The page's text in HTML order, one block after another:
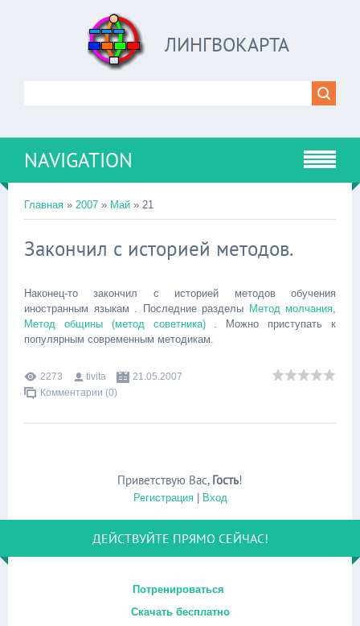
ЛИНГВОКАРТА
NAVIGATION
Главная » 2007 » Май » 21
Закончил с историей методов.
Наконец-то закончил с историей методов обучения
иностранным языкам . Последние разделы Метод молчания,
Метод общины (метод советника). Можно приступать к
популярным современным методикам.
2273 tivita
21.05.2007
Комментарии (0)
Приветствую Вас, Гость!
Регистрация| Вход
ДЕЙСТВУЙТЕ ПРЯМО СЕЙЧАС!
Потренироваться
Скачать бесплатно